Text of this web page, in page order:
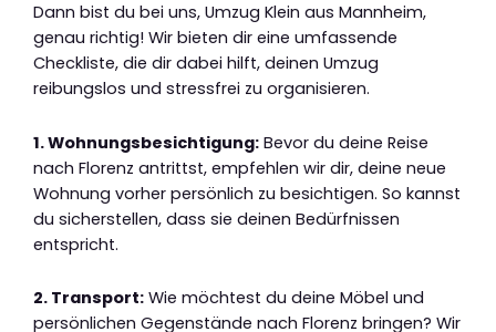
Dann bist du bei uns, Umzug Klein aus Mannheim,
genau richtig! Wir bieten dir eine umfassende
Checkliste, die dir dabei hilft, deinen Umzug
reibungslos und stressfrei zu organisieren.
1. Wohnungsbesichtigung: Bevor du deine Reise
nach Florenz antrittst, empfehlen wir dir, deine neue
Wohnung vorher persönlich zu besichtigen. So kannst
du sicherstellen, dass sie deinen Bedürfnissen
entspricht.
2. Transport: Wie möchtest du deine Möbel und
persönlichen Gegenstände nach Florenz bringen? Wir